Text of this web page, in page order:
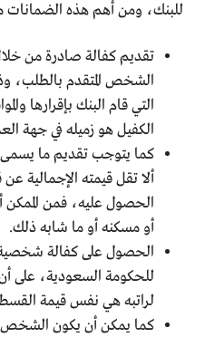
للبنك، ومن أهم هذه الضمانات
تقديم كفالة صادرة من
الشخص المتقدم بالطلب،
التي قام البنك بإقرارها
الكفيل هو زميله في جهة
كما يتوجب تقديم ما
ألا تقل قيمته الإجمالية
الحصول عليه، فمن
أو مسكنه أو ما شابه ذلك.
الحصول على كفالة شخصية
للحكومة السعودية، على
لراتبه هي نفس قيمة
كما يمكن أن يكون الشخص